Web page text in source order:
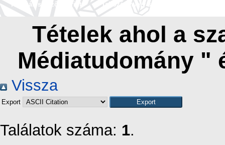
Tallózás szerző szerint
Tallózás nyelv szerint
Tételek ahol a
Médiatudomány "
Vissza
Export
Találatok száma: 1.